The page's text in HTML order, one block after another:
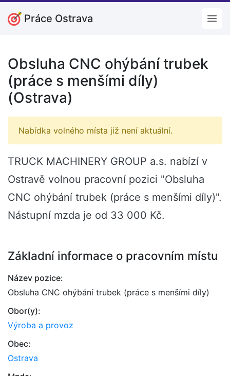
Práce Ostrava
Obsluha CNC ohýbání trubek
(práce s menšími díly)
(Ostrava)
Nabídka volného místa již není aktuální.
TRUCK MACHINERY GROUP a.s. nabízí v
Ostravě volnou pracovní pozici "Obsluha
CNC ohýbání trubek (práce s menšími díly)".
Nástupní mzda je od 33 000 Kč.
Základní informace o pracovním místu
Název pozice:
Obsluha CNC ohýbání trubek (práce s menšími díly)
Obor(y):
Výroba a provoz
Obec:
Ostrava